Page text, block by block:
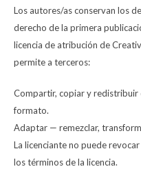
Los autores/as conservan los
derecho de la primera
licencia de atribución de
permite a terceros:
Compartir, copiar y redistribuir
formato.
Adaptar — remezclar,
La licenciante no puede
los términos de la licencia.